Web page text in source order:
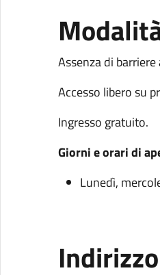
Assenza di
Accesso libero su
Ingresso gratuito.
Giorni e orari di
Lunedì,
Indirizzo